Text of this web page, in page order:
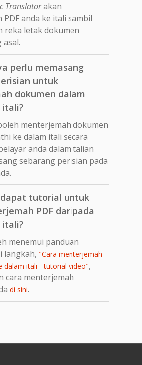
Translatorakan
PDF anda ke itali sambil
reka letak dokumen
asal.
perlu memasang
untuk
dokumen dalam
itali?
menterjemah dokumen
ke dalam itali secara
anda dalam talian
sebarang perisian pada
tutorial untuk
PDF daripada
itali?
menemui panduan
langkah, "Cara menterjemah
dalam itali - tutorial video",
cara menterjemah
di sini.